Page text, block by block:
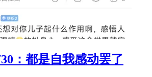
：都是自我感动罢了